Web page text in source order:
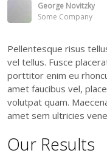
George Novitzky
Some Company
Pellentesque risus
vel tellus. Fusce
porttitor enim eu
amet faucibus vel,
volutpat quam.
amet sem ultricies
Our Results